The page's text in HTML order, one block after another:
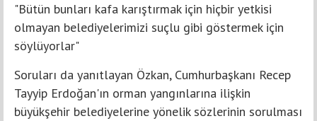
"Bütün bunları kafa karıştırmak için hiçbir yetkisi
olmayan belediyelerimizi suçlu gibi göstermek için
söylüyorlar"
Soruları da yanıtlayan Özkan, Cumhurbaşkanı Recep
Tayyip Erdoğan'ın orman yangınlarına ilişkin
büyükşehir belediyelerine yönelik sözlerinin sorulması